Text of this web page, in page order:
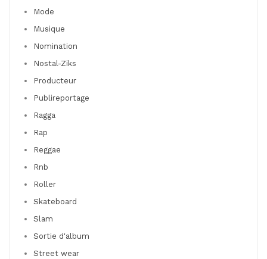
Mode
Musique
Nomination
Nostal-Ziks
Producteur
Publireportage
Ragga
Rap
Reggae
Rnb
Roller
Skateboard
Slam
Sortie d'album
Street wear